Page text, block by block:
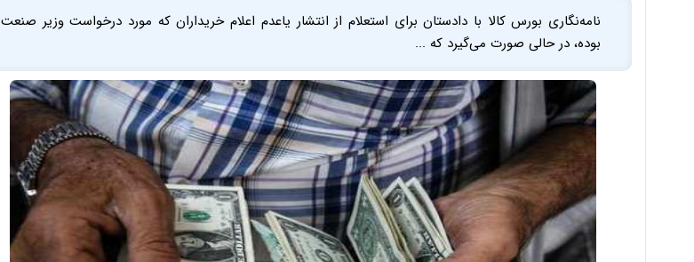
نامه‌نگاری بورس کالا با دادستان برای استعلام از انتشار یاعدم اعلام خریداران که مورد درخواست وزیر صنعت
بوده، در حالی صورت می‌گیرد که ...